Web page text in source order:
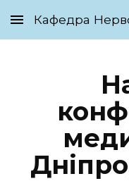
Skip to main content